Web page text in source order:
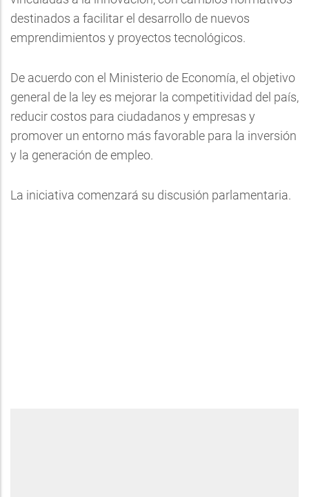
destinados a facilitar el desarrollo de nuevos
emprendimientos y proyectos tecnológicos.
De acuerdo con el Ministerio de Economía, el objetivo
general de la ley es mejorar la competitividad del país,
reducir costos para ciudadanos y empresas y
promover un entorno más favorable para la inversión
y la generación de empleo.
La iniciativa comenzará su discusión parlamentaria.